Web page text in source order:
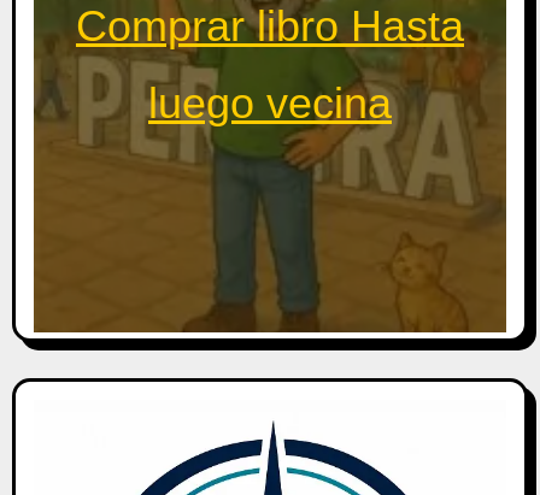
Comprar libro Hasta
luego vecina